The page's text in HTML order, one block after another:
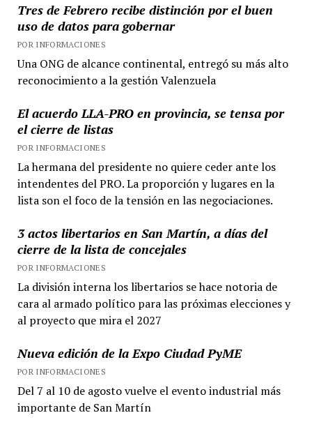
Tres de Febrero recibe distinción por el buen
uso de datos para gobernar
POR INFORMACIONES
Una ONG de alcance continental, entregó su más alto
reconocimiento a la gestión Valenzuela
El acuerdo LLA-PRO en provincia, se tensa por
el cierre de listas
POR INFORMACIONES
La hermana del presidente no quiere ceder ante los
intendentes del PRO. La proporción y lugares en la
lista son el foco de la tensión en las negociaciones.
3 actos libertarios en San Martín, a días del
cierre de la lista de concejales
POR INFORMACIONES
La división interna los libertarios se hace notoria de
cara al armado político para las próximas elecciones y
al proyecto que mira el 2027
Nueva edición de la Expo Ciudad PyME
POR INFORMACIONES
Del 7 al 10 de agosto vuelve el evento industrial más
importante de San Martín